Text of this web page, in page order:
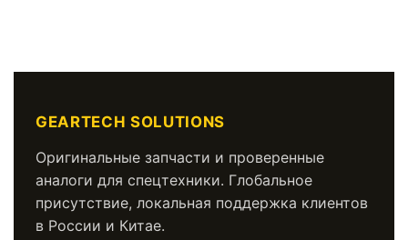
GEARTECH SOLUTIONS
Оригинальные запчасти и проверенные
аналоги для спецтехники. Глобальное
присутствие, локальная поддержка клиентов
в России и Китае.